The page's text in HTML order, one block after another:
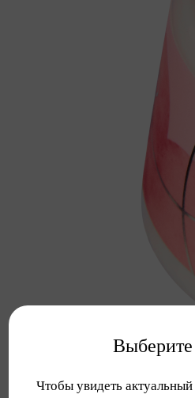
Выберите
Чтобы увидеть